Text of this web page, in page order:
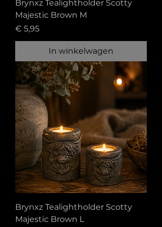
Brynxz Tealightholder Scotty
Majestic Brown M
Prijs
€ 5,95
In winkelwagen
Brynxz Tealightholder Scotty
Majestic Brown L